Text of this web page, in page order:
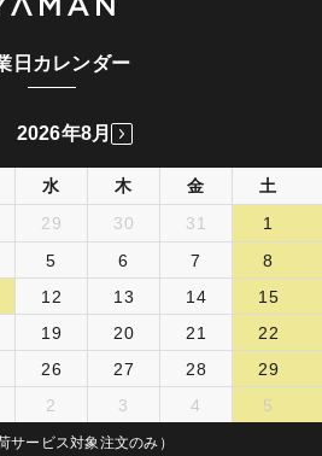
日カレンダー
2026年8月
水 木 金
土
29 30 31
1
5 6 7
8
12 13 14
15
19 20 21
22
26 27 28
29
2 3 4 5
サービス対象注文のみ）